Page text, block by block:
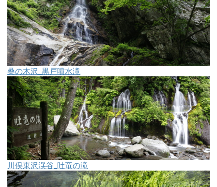
桑の木沢_黒戸噴水滝
川俣東沢渓谷_吐竜の滝